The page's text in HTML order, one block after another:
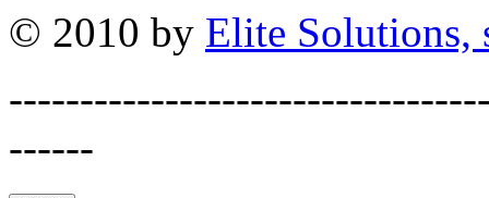
© 2010 by Elite Solutions,
------